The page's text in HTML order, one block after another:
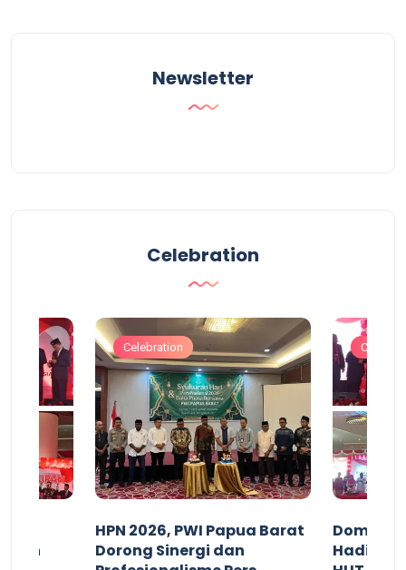
Newsletter
Celebration
Celebration
HPN 2026, PWI Papua Barat
Dorong Sinergi dan
Hadiri